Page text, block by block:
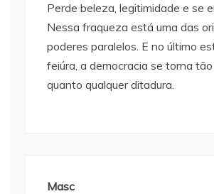
Perde beleza, legitimidade e se
Nessa fraqueza está uma das
poderes paralelos. E no último
feiúra, a democracia se torna
quanto qualquer ditadura.
Masc